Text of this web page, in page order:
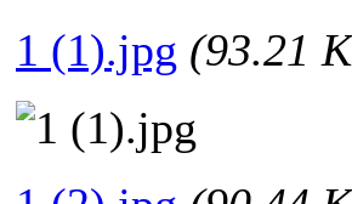
1 (1).jpg (93.21